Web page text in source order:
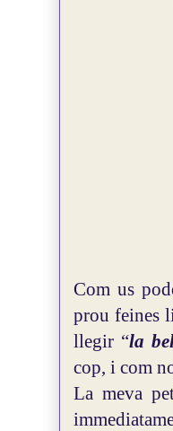
Com us
prou feines
llegir “la
cop, i com
La meva